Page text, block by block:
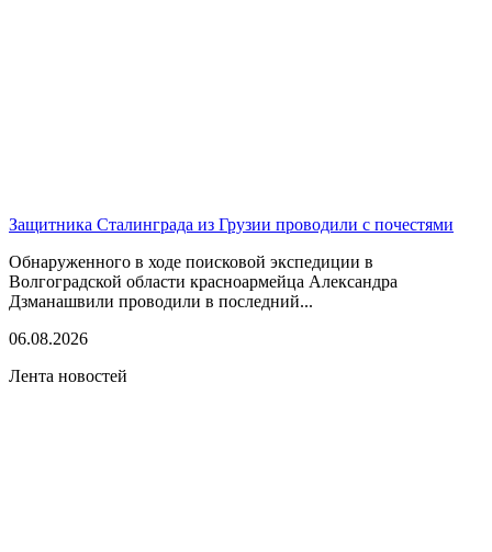
Защитника Сталинграда из Грузии проводили с почестями
Обнаруженного в ходе поисковой экспедиции в
Волгоградской области красноармейца Александра
Дзманашвили проводили в последний...
06.08.2026
Лента новостей